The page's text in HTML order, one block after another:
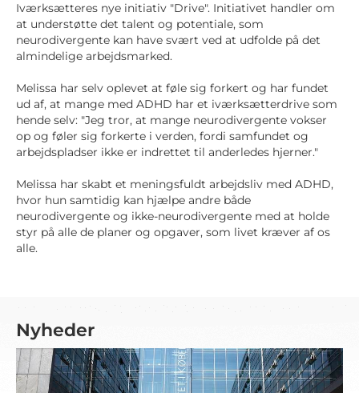
Iværksætteres nye initiativ "Drive". Initiativet handler om
at understøtte det talent og potentiale, som
neurodivergente kan have svært ved at udfolde på det
almindelige arbejdsmarked.
Melissa har selv oplevet at føle sig forkert og har fundet
ud af, at mange med ADHD har et iværksætterdrive som
hende selv: "Jeg tror, at mange neurodivergente vokser
op og føler sig forkerte i verden, fordi samfundet og
arbejdspladser ikke er indrettet til anderledes hjerner."
Melissa har skabt et meningsfuldt arbejdsliv med ADHD,
hvor hun samtidig kan hjælpe andre både
neurodivergente og ikke-neurodivergente med at holde
styr på alle de planer og opgaver, som livet kræver af os
alle.
Nyheder